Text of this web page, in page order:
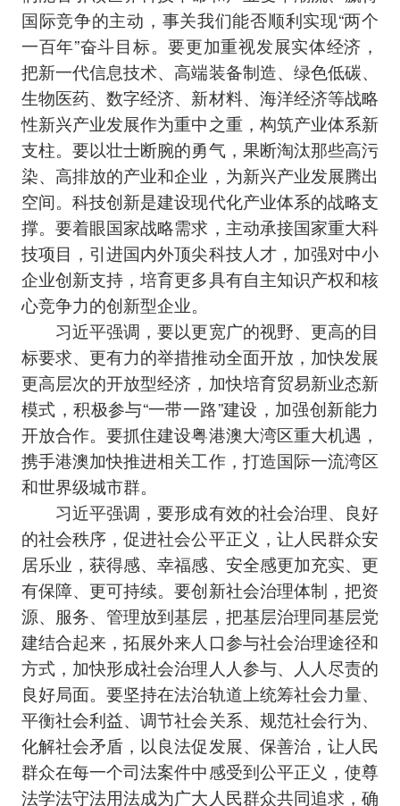
国际竞争的主动，事关我们能否顺利实现“两个
一百年”奋斗目标。要更加重视发展实体经济，
把新一代信息技术、高端装备制造、绿色低碳、
生物医药、数字经济、新材料、海洋经济等战略
性新兴产业发展作为重中之重，构筑产业体系新
支柱。要以壮士断腕的勇气，果断淘汰那些高污
染、高排放的产业和企业，为新兴产业发展腾出
空间。科技创新是建设现代化产业体系的战略支
撑。要着眼国家战略需求，主动承接国家重大科
技项目，引进国内外顶尖科技人才，加强对中小
企业创新支持，培育更多具有自主知识产权和核
心竞争力的创新型企业。
习近平强调，要以更宽广的视野、更高的目
标要求、更有力的举措推动全面开放，加快发展
更高层次的开放型经济，加快培育贸易新业态新
模式，积极参与“一带一路”建设，加强创新能力
开放合作。要抓住建设粤港澳大湾区重大机遇，
携手港澳加快推进相关工作，打造国际一流湾区
和世界级城市群。
习近平强调，要形成有效的社会治理、良好
的社会秩序，促进社会公平正义，让人民群众安
居乐业，获得感、幸福感、安全感更加充实、更
有保障、更可持续。要创新社会治理体制，把资
源、服务、管理放到基层，把基层治理同基层党
建结合起来，拓展外来人口参与社会治理途径和
方式，加快形成社会治理人人参与、人人尽责的
良好局面。要坚持在法治轨道上统筹社会力量、
平衡社会利益、调节社会关系、规范社会行为、
化解社会矛盾，以良法促发展、保善治，让人民
群众在每一个司法案件中感受到公平正义，使尊
法学法守法用法成为广大人民群众共同追求，确